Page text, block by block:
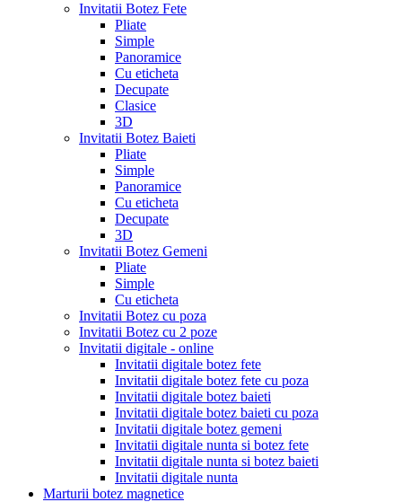
Invitatii Botez Fete
Pliate
Simple
Panoramice
Cu eticheta
Decupate
Clasice
3D
Invitatii Botez Baieti
Pliate
Simple
Panoramice
Cu eticheta
Decupate
3D
Invitatii Botez Gemeni
Pliate
Simple
Cu eticheta
Invitatii Botez cu poza
Invitatii Botez cu 2 poze
Invitatii digitale - online
Invitatii digitale botez fete
Invitatii digitale botez fete cu poza
Invitatii digitale botez baieti
Invitatii digitale botez baieti cu poza
Invitatii digitale botez gemeni
Invitatii digitale nunta si botez fete
Invitatii digitale nunta si botez baieti
Invitatii digitale nunta
Marturii botez magnetice